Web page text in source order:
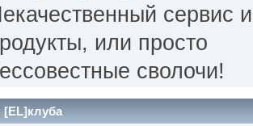
сервис и
или просто
сволочи!